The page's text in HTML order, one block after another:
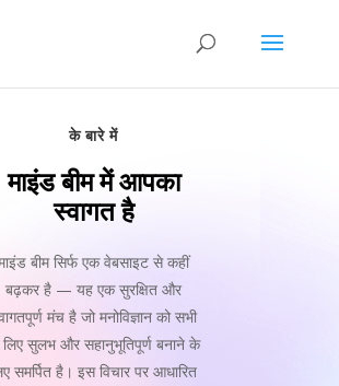
के बारे में
माइंड बीम में आपका
स्वागत है
बीम सिर्फ एक वेबसाइट से कहीं
बढ़कर है — यह एक सुरक्षित और
मंच है जो मनोविज्ञान को सभी
सुलभ और सहानुभूतिपूर्ण बनाने के
समर्पित है। इस विचार पर आधारित